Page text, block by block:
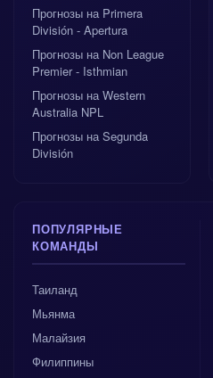
Прогнозы на Primera
División - Apertura
Прогнозы на Non League
Premier - Isthmian
Прогнозы на Western
Australia NPL
Прогнозы на Segunda
División
ПОПУЛЯРНЫЕ
КОМАНДЫ
Таиланд
Мьянма
Малайзия
Филиппины